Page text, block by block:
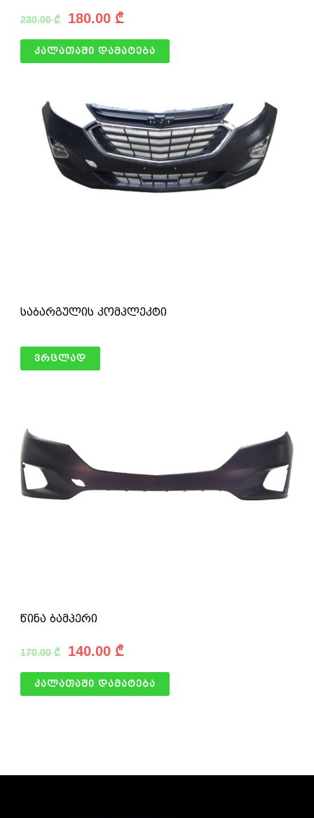
230.00₾ 180.00 ₾
კალათაში დამატება
საბარგულის კომპლეკტი
ვრცლად
წინა ბამპერი
170.00₾ 140.00 ₾
კალათაში დამატება